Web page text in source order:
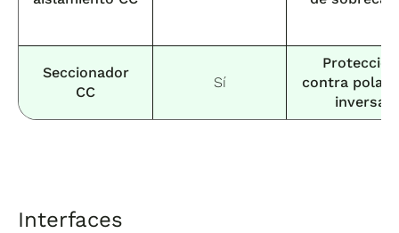
Seccionador
CC
Sí
Protección
contra
inversa
Interfaces